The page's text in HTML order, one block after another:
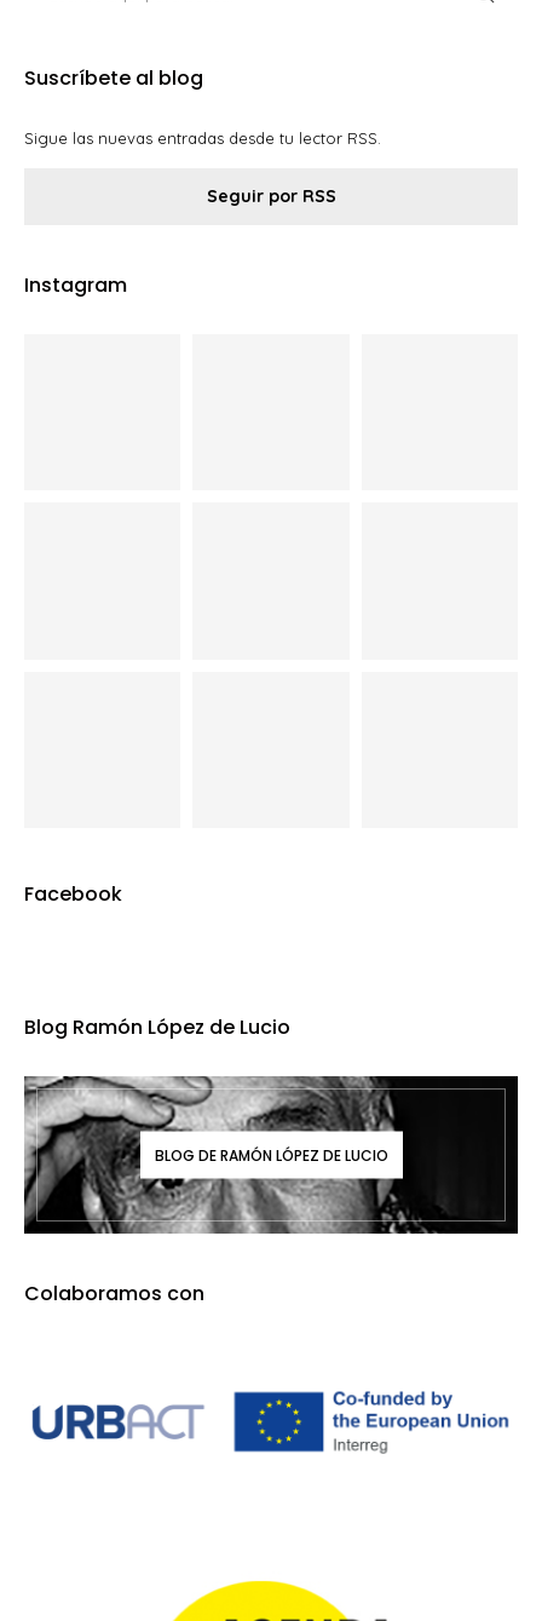
Suscríbete al blog
Sigue las nuevas entradas desde tu lector RSS.
Seguir por RSS
Instagram
Facebook
Blog Ramón López de Lucio
BLOG DE RAMÓN LÓPEZ DE LUCIO
Colaboramos con